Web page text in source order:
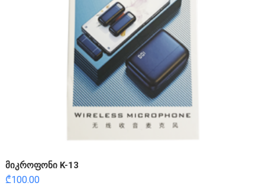
მიკროფონი K-13
₾100.00